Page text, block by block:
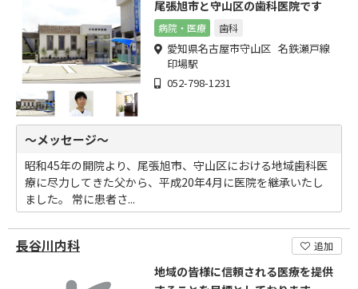
尾張旭市と守山区の歯科医院です
病院・医療 歯科
愛知県名古屋市守山区 名鉄瀬戸線
印場駅
052-798-1231
～メッセージ～
昭和45年の開院より、尾張旭市、守山区における地域歯科医
療に尽力してきた父から、平成20年4月に医院を継承いたし
ました。 常に患者さ...
長谷川内科 追加
地域の皆様に信頼される医療を提供